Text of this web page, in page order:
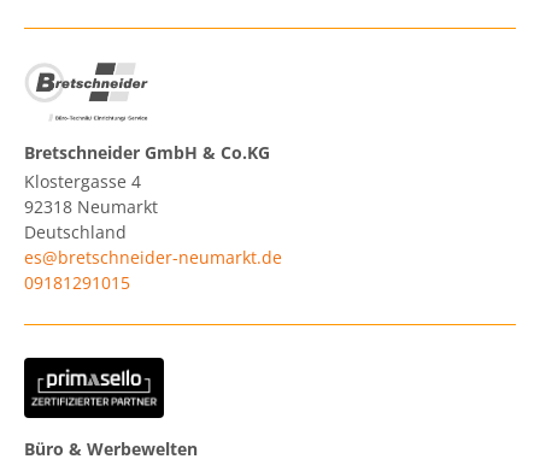
Bretschneider GmbH & Co.KG
Klostergasse 4
92318 Neumarkt
Deutschland
es@bretschneider-neumarkt.de
09181291015
Büro & Werbewelten